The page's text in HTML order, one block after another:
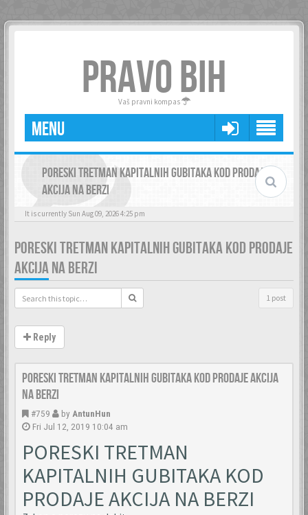
PRAVO BIH
Vaš pravni kompas
MENU
PORESKI TRETMAN KAPITALNIH GUBITAKA KOD PRODAJE
AKCIJA NA BERZI
It is currently Sun Aug 09, 2026 4:25 pm
PORESKI TRETMAN KAPITALNIH GUBITAKA KOD PRODAJE
AKCIJA NA BERZI
1 post
Reply
Poreski tretman kapitalnih gubitaka kod prodaje akcija
na berzi
#759 by AntunHun
Fri Jul 12, 2019 10:04 am
PORESKI TRETMAN
KAPITALNIH GUBITAKA KOD
PRODAJE AKCIJA NA BERZI